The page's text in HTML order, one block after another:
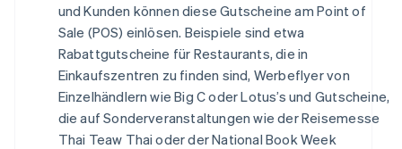
und Kunden können diese Gutscheine am Point of
Sale (POS) einlösen. Beispiele sind etwa
Rabattgutscheine für Restaurants, die in
Einkaufszentren zu finden sind, Werbeflyer von
Einzelhändlern wie Big C oder Lotus’s und Gutscheine,
die auf Sonderveranstaltungen wie der Reisemesse
Thai Teaw Thai oder der National Book Week